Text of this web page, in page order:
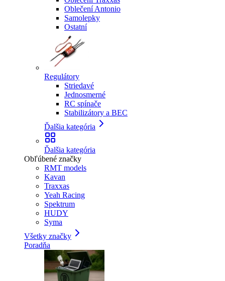
Oblečení Antonio
Samolepky
Ostatní
Regulátory
Striedavé
Jednosmerné
RC spínače
Stabilizátory a BEC
Ďalšia kategória
Ďalšia kategória
Obľúbené značky
RMT models
Kavan
Traxxas
Yeah Racing
Spektrum
HUDY
Syma
Všetky značky
Poradňa